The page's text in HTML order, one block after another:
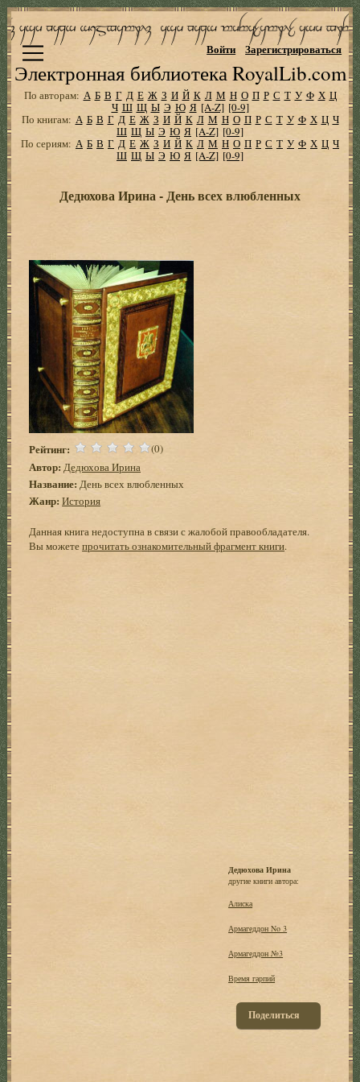
Электронная библиотека RoyalLib.com
Войти Зарегистрироваться
По авторам: А Б В Г Д Е Ж З И Й К Л М Н О П Р С Т У Ф Х Ц
Ч Ш Щ Ы Э Ю Я [A-Z] [0-9]
По книгам: А Б В Г Д Е Ж З И Й К Л М Н О П Р С Т У Ф Х Ц Ч
Ш Щ Ы Э Ю Я [A-Z] [0-9]
По сериям: А Б В Г Д Е Ж З И Й К Л М Н О П Р С Т У Ф Х Ц Ч
Ш Щ Ы Э Ю Я [A-Z] [0-9]
Дедюхова Ирина - День всех влюбленных
Рейтинг: (0)
Автор: Дедюхова Ирина
Название: День всех влюбленных
Жанр: История
Данная книга недоступна в связи с жалобой правообладателя.
Вы можетепрочитать ознакомительный фрагмент книги.
Дедюхова Ирина
другие книги автора:
Алиска
Армагеддон No 3
Армагеддон №3
Время гарпий
Поделиться